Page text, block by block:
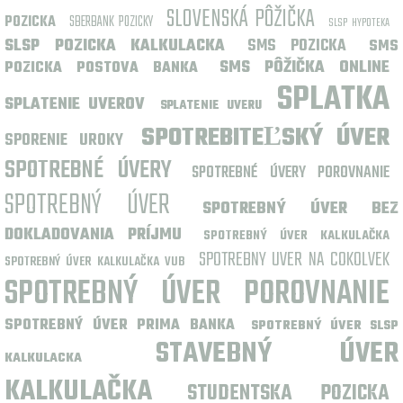
POZICKA SBERBANK POZICKY SLOVENSKÁ PÔŽIČKA SLSP HYPOTEKA
SLSP POZICKA KALKULACKA SMS POZICKA
SMS
POZICKA POSTOVA BANKA
SMS PÔŽIČKA ONLINE
SPLATENIE UVEROV
SPLATENIE UVERU SPLATKA
SPORENIE UROKY
SPOTREBITEĽSKÝ ÚVER
SPOTREBNÉ ÚVERY
SPOTREBNÉ ÚVERY POROVNANIE
SPOTREBNÝ ÚVER
SPOTREBNÝ ÚVER BEZ
DOKLADOVANIA PRÍJMU
SPOTREBNÝ ÚVER KALKULAČKA
SPOTREBNÝ ÚVER KALKULAČKA VUB
SPOTREBNY UVER NA COKOLVEK
SPOTREBNÝ ÚVER POROVNANIE
SPOTREBNÝ ÚVER PRIMA BANKA
SPOTREBNÝ ÚVER SLSP
KALKULACKA
STAVEBNÝ ÚVER
KALKULAČKA
STUDENTSKA POZICKA